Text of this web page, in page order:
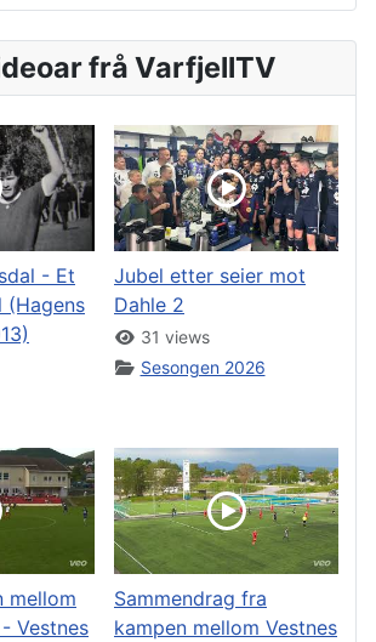
frå VarfjellTV
- Et
Jubel etter seier mot
Dahle 2
31 views
Sesongen 2026
mellom
Vestnes
Sammendrag fra
kampen mellom Vestnes